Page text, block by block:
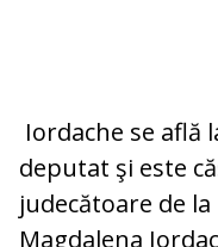
Iordache se află
deputat şi este
judecătoare de
Magdalena